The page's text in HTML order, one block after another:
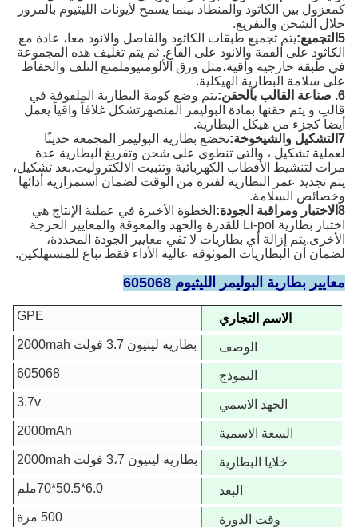
كمعزول بين الكاثود والمنطاد بينما يسمح لأيونات الليثيوم بالمرور
خلال الشحن والتفريغ.
5التجميع:
يتم تجميع طبقات الكاثود والفاصل والانود معا، عادة مع
الكاثود على القمة والانود على القاع. ثم يتم تغليف هذه المجموعة
في طبقة خارجية واقية،مثل ورق الألومنيوملمنع التلف والحفاظ
على سلامة البطارية الهيكلية.
6. صناعة القالب بالحقن:
يتم وضع كومة البطارية الملفوفة في
قالب و يتم حقنها بمادة البوليمر المنصهرتشكل غلافاً واقياً يعمل
أيضاً كجزء من هيكل البطارية.
7التشكيل والشيخوخة:
تخضع بطارية البوليمر المجمعة حديثًا
لعملية تشكيل ، والتي تنطوي على شحن وتفريغ البطارية عدة
مرات لتنشيط الأقطاب الكهربائية وتثبيت الالكتروليت.بعد تشكيل،
يتم تجديد عمر البطارية لفترة من الوقت لضمان استمرارية أدائها
وخصائص السلامة.
8الاختبار ومراقبة الجودة:
الخطوة الأخيرة في عملية الإنتاج هي
اختبار بطارية Li-pol للقدرة والجهد والمعوقة والمعايير الحرجة
الأخرى.يتم إزالة أي بطاريات لا تفي معايير الجودة المحددة،
لضمان أن البطاريات الموثوقة عالية الأداء فقط تباع للمستهلكين.
معايير بطارية البوليمر الليثيوم 605068
الاسم التجاري GPE
الوصف بطارية ليتيون 3.7 فولت 2000mah
النموذج 605068
الجهد الاسمي 3.7v
السعة الاسمية 2000mAh
خلايا البطارية بطارية ليتيون 3،7 فولت 2000mah
البعد 6.0*50.5*70ملم
وقت الدورة 500 مرة